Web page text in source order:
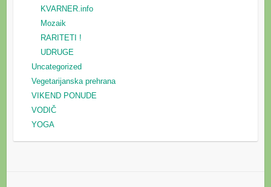
KVARNER.info
Mozaik
RARITETI !
UDRUGE
Uncategorized
Vegetarijanska prehrana
VIKEND PONUDE
VODIČ
YOGA